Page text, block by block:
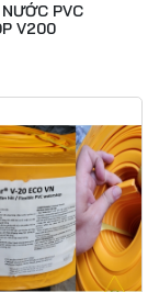
PVC
V200